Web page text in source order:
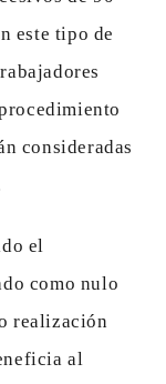
este tipo de
consideradas
el
como nulo
realización
al